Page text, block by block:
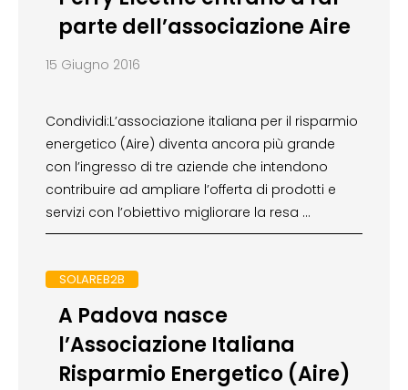
parte dell’associazione Aire
15 Giugno 2016
Condividi:L’associazione italiana per il risparmio
energetico (Aire) diventa ancora più grande
con l’ingresso di tre aziende che intendono
contribuire ad ampliare l’offerta di prodotti e
servizi con l’obiettivo migliorare la resa …
SOLAREB2B
A Padova nasce
l’Associazione Italiana
Risparmio Energetico (Aire)